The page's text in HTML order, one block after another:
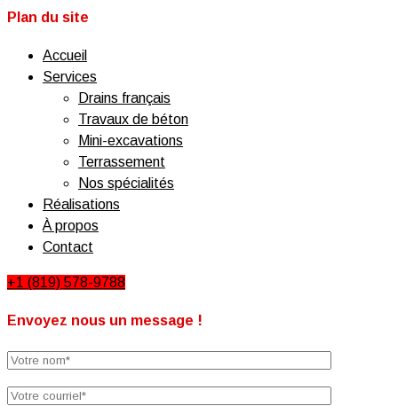
Plan du site
Accueil
Services
Drains français
Travaux de béton
Mini-excavations
Terrassement
Nos spécialités
Réalisations
À propos
Contact
+1 (819) 578-9788
Envoyez nous un message !